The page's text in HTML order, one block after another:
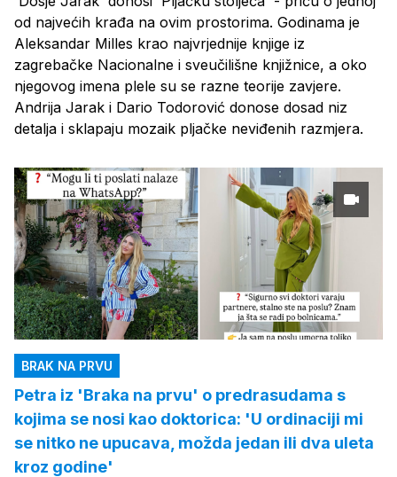
od najvećih krađa na ovim prostorima. Godinama je
Aleksandar Milles krao najvrjednije knjige iz
zagrebačke Nacionalne i sveučilišne knjižnice, a oko
njegovog imena plele su se razne teorije zavjere.
Andrija Jarak i Dario Todorović donose dosad niz
detalja i sklapaju mozaik pljačke neviđenih razmjera.
BRAK NA PRVU
Petra iz 'Braka na prvu' o predrasudama s
kojima se nosi kao doktorica: 'U ordinaciji mi
se nitko ne upucava, možda jedan ili dva uleta
kroz godine'